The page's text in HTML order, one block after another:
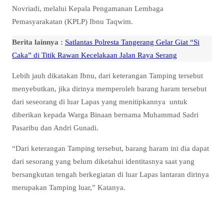
Novriadi, melalui Kepala Pengamanan Lembaga
Pemasyarakatan (KPLP) Ibnu Taqwim.
Berita lainnya : Satlantas Polresta Tangerang Gelar Giat “Si
Caka” di Titik Rawan Kecelakaan Jalan Raya Serang
Lebih jauh dikatakan Ibnu, dari keterangan Tamping tersebut
menyebutkan, jika dirinya memperoleh barang haram tersebut
dari seseorang di luar Lapas yang menitipkannya untuk
diberikan kepada Warga Binaan bernama Muhammad Sadri
Pasaribu dan Andri Gunadi.
“Dari keterangan Tamping tersebut, barang haram ini dia dapat
dari sesorang yang belum diketahui identitasnya saat yang
bersangkutan tengah berkegiatan di luar Lapas lantaran dirinya
merupakan Tamping luar,” Katanya.